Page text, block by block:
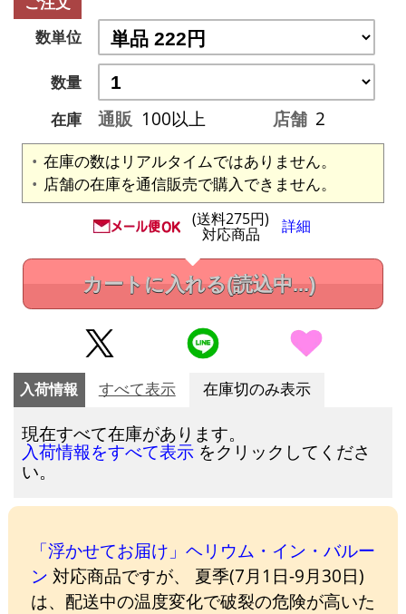
数単位
数量
在庫
通販 100以上 店舗 2
在庫の数はリアルタイムではありません。
店舗の在庫を通信販売で購入できません。
(送料275円)
対応商品 詳細
カートに入れる(読込中...)
入荷情報 すべて表示 在庫切のみ表示
現在すべて在庫があります。
入荷情報をすべて表示 をクリックしてくださ
い。
「浮かせてお届け」ヘリウム・イン・バルー
ン 対応商品ですが、 夏季(7月1日-9月30日)
は、配送中の温度変化で破裂の危険が高いた